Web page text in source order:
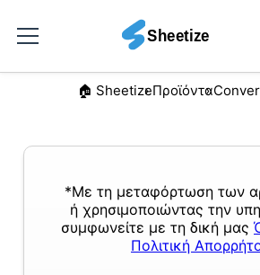
🏠︎ SheetizeΠροϊόντα
*Με τη μεταφόρτωση των
ή χρησιμοποιώντας την
συμφωνείτε με τη δική μας
Πολιτική